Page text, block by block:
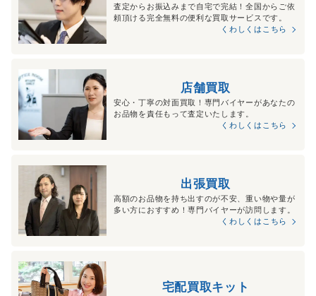
査定からお振込みまで自宅で完結！全国からご依
頼頂ける完全無料の便利な買取サービスです。
くわしくはこちら
店舗買取
安心・丁寧の対面買取！専門バイヤーがあなたの
お品物を責任もって査定いたします。
くわしくはこちら
出張買取
高額のお品物を持ち出すのが不安、重い物や量が
多い方におすすめ！専門バイヤーが訪問します。
くわしくはこちら
宅配買取キット